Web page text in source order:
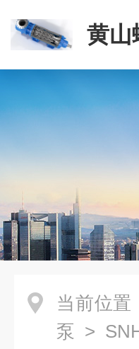
黄山
当前位置
泵 >